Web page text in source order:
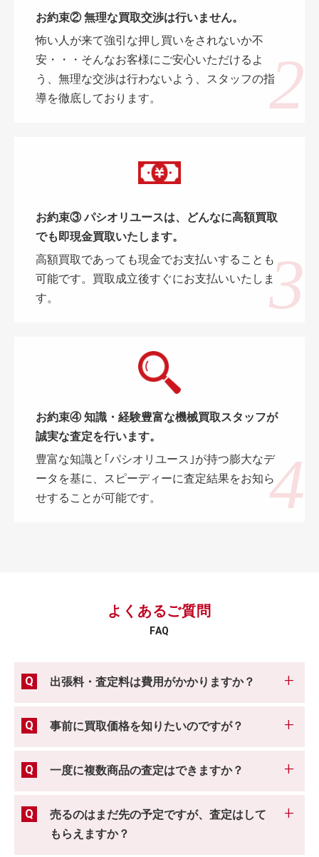
お約束② 無理な買取交渉は行いません。
怖い人が来て強引な押し買いをされないか不
安・・・そんなお客様にご安心いただけるよ
う、無理な交渉は行わないよう、スタッフの指
導を徹底しております。
お約束③ パシオリユースは、どんなに高額買取
でも即現金買取いたします。
高額買取であっても現金でお支払いすることも
可能です。買取成立後すぐにお支払いいたしま
す。
お約束④ 知識・経験豊富な機械買取スタッフが
誠実な査定を行います。
豊富な知識と｢パシオリユース｣が持つ膨大なデ
ータを基に、スピーディーに査定結果をお知ら
せすることが可能です。
よくあるご質問
FAQ
出張料・査定料は費用がかかりますか？
事前に買取価格を知りたいのですが？
一度に複数商品の査定はできますか？
売るのはまだ先の予定ですが、査定はして
もらえますか？